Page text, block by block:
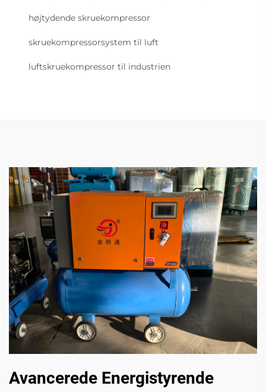
højtydende skruekompressor
skruekompressorsystem til luft
luftskruekompressor til industrien
Avancerede Energistyrende